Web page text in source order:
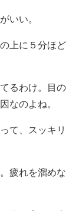
いい。
上に５分ほど
るわけ。目の
なのよね。
て、スッキリ
疲れを溜めな